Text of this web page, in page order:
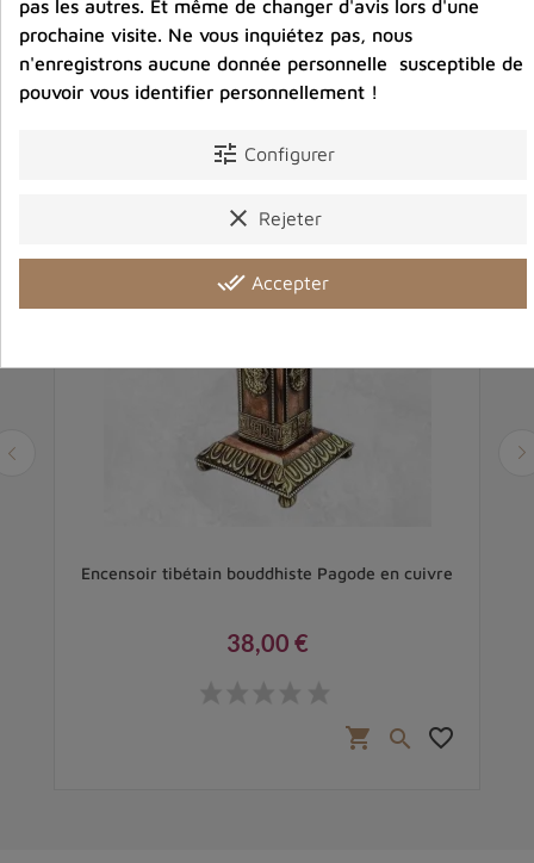
Vous aimerez aussi
Encensoir tibétain bouddhiste Pagode en cuivre
38,00 €
shopping_cart  favorite_border
pas les autres. Et même de changer d'avis lors d'une
prochaine visite. Ne vous inquiétez pas, nous
n'enregistrons aucune donnée personnelle susceptible de
pouvoir vous identifier personnellement !
tune Configurer
clear Rejeter
done_all Accepter